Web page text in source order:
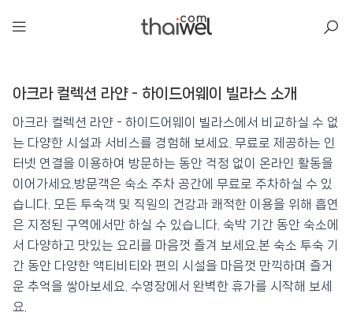
아크라 컬렉션 라얀 - 하이드어웨이 빌라스
📍 푸켓★★★★★ ⭐ 8.4
💰 최저가 확인 · 예약하기
아크라 컬렉션 라얀 - 하이드어웨이 빌라스 소개
아크라 컬렉션 라얀 - 하이드어웨이 빌라스에서 비교하실 수 없
는 다양한 시설과 서비스를 경험해 보세요. 무료로 제공하는 인
터넷 연결을 이용하여 방문하는 동안 걱정 없이 온라인 활동을
이어가세요.방문객은 숙소 주차 공간에 무료로 주차하실 수 있
습니다. 모든 투숙객 및 직원의 건강과 쾌적한 이용을 위해 흡연
은 지정된 구역에서만 하실 수 있습니다. 숙박 기간 동안 숙소에
서 다양하고 맛있는 요리를 마음껏 즐겨 보세요.본 숙소 투숙 기
간 동안 다양한 액티비티와 편의 시설을 마음껏 만끽하며 즐거
운 추억을 쌓아보세요. 수영장에서 완벽한 휴가를 시작해 보세
요.